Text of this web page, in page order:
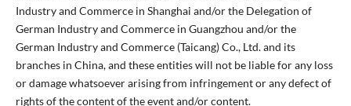
Industry and Commerce in Shanghai and/or the Delegation of
German Industry and Commerce in Guangzhou and/or the
German Industry and Commerce (Taicang) Co., Ltd. and its
branches in China, and these entities will not be liable for any loss
or damage whatsoever arising from infringement or any defect of
rights of the content of the event and/or content.